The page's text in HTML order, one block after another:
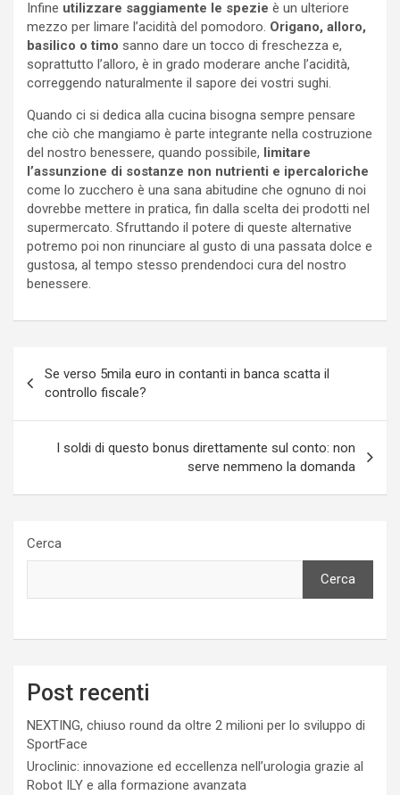
Infine utilizzare saggiamente le spezie è un ulteriore
mezzo per limare l’acidità del pomodoro. Origano, alloro,
basilico o timo sanno dare un tocco di freschezza e,
soprattutto l’alloro, è in grado moderare anche l’acidità,
correggendo naturalmente il sapore dei vostri sughi.
Quando ci si dedica alla cucina bisogna sempre pensare
che ciò che mangiamo è parte integrante nella costruzione
del nostro benessere, quando possibile, limitare
l’assunzione di sostanze non nutrienti e ipercaloriche
come lo zucchero è una sana abitudine che ognuno di noi
dovrebbe mettere in pratica, fin dalla scelta dei prodotti nel
supermercato. Sfruttando il potere di queste alternative
potremo poi non rinunciare al gusto di una passata dolce e
gustosa, al tempo stesso prendendoci cura del nostro
benessere.
articoli
Se verso 5mila euro in contanti in banca scatta il
controllo fiscale?
I soldi di questo bonus direttamente sul conto: non
serve nemmeno la domanda
Cerca
Cerca
Post recenti
NEXTING, chiuso round da oltre 2 milioni per lo sviluppo di
SportFace
Uroclinic: innovazione ed eccellenza nell’urologia grazie al
Robot ILY e alla formazione avanzata